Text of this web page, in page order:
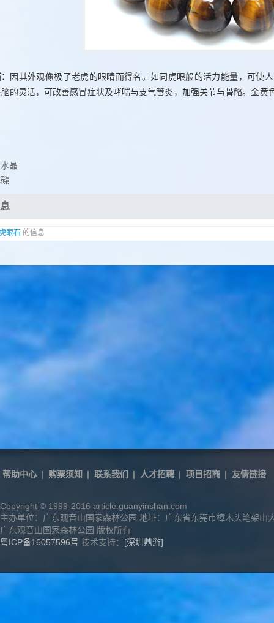
因其外观像极了老虎的眼睛而得名。如同虎眼般的活力能量，可使
的灵活，可改善感冒症状及哮喘与支气管炎，加强关节与骨骼。金
晶
眼石 的信息
帮助中心 | 购票须知 | 联系我们 | 人才招聘 | 项目招商 | 友情链接
Copyright © 1999-2016 article.guanyinshan.com
主办单位：广东观音山国家森林公园 地址：广东省东莞市樟木头笔架山
广东观音山国家森林公园 版权所有
粤ICP备16057596号 技术支持： [深圳鼎游]